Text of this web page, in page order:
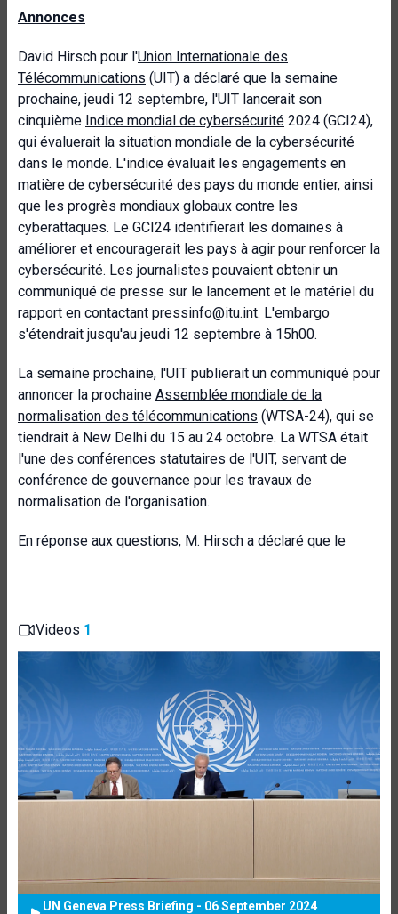
Annonces
David Hirsch pour l'Union Internationale des
Télécommunications (UIT) a déclaré que la semaine
prochaine, jeudi 12 septembre, l'UIT lancerait son
cinquième Indice mondial de cybersécurité 2024 (GCI24),
qui évaluerait la situation mondiale de la cybersécurité
dans le monde. L'indice évaluait les engagements en
matière de cybersécurité des pays du monde entier, ainsi
que les progrès mondiaux globaux contre les
cyberattaques. Le GCI24 identifierait les domaines à
améliorer et encouragerait les pays à agir pour renforcer la
cybersécurité. Les journalistes pouvaient obtenir un
communiqué de presse sur le lancement et le matériel du
rapport en contactant pressinfo@itu.int. L'embargo
s'étendrait jusqu'au jeudi 12 septembre à 15h00.
La semaine prochaine, l'UIT publierait un communiqué pour
annoncer la prochaine Assemblée mondiale de la
normalisation des télécommunications (WTSA-24), qui se
tiendrait à New Delhi du 15 au 24 octobre. La WTSA était
l'une des conférences statutaires de l'UIT, servant de
conférence de gouvernance pour les travaux de
normalisation de l'organisation.
En réponse aux questions, M. Hirsch a déclaré que le
Videos 1
UN Geneva Press Briefing - 06 September 2024